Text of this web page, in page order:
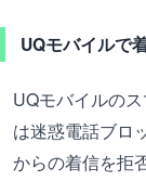
UQモバイルで
UQモバイルの
は迷惑電話ブロ
からの着信を拒